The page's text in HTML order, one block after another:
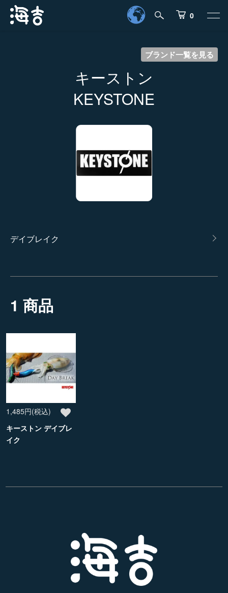
0
ブランド一覧を見る
キーストン
KEYSTONE
カテゴリー一覧
デイブレイク
1 商品
1,485円(税込)
キーストン デイブレ
イク